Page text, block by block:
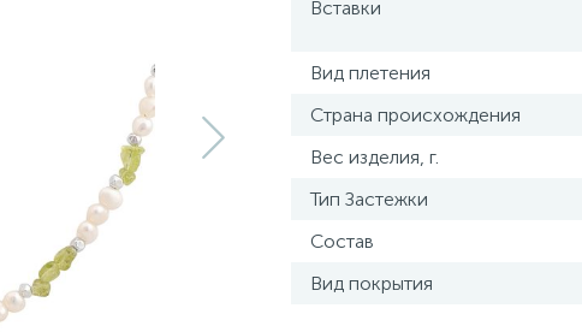
Вставки
Вид плетения
Страна происхождения
Вес изделия, г.
Тип Застежки
Состав
Вид покрытия